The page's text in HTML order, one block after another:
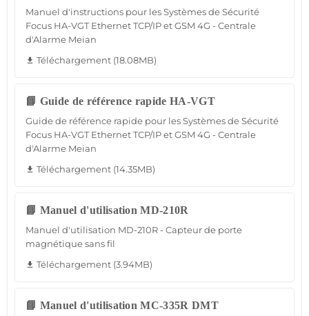
Manuel d'instructions pour les Systèmes de Sécurité
Focus HA-VGT Ethernet TCP/IP et GSM 4G - Centrale
d'Alarme Meian
file_download Téléchargement (18.08MB)
📘 Guide de référence rapide HA-VGT
Guide de référence rapide pour les Systèmes de Sécurité
Focus HA-VGT Ethernet TCP/IP et GSM 4G - Centrale
d'Alarme Meian
file_download Téléchargement (14.35MB)
📘 Manuel d'utilisation MD-210R
Manuel d'utilisation MD-210R - Capteur de porte
magnétique sans fil
file_download Téléchargement (3.94MB)
📘 Manuel d'utilisation MC-335R DMT